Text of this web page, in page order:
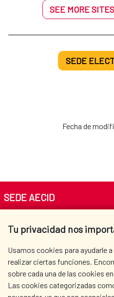
SEE MORE
SEDE
Fecha de
Tu privacidad nos
Usamos cookies para ayudarle
realizar ciertas funciones.
sobre cada una de las cookies
Las cookies categorizadas
SEDE AECID
Tel. +34 900 20 30 54​​​​​​​
AECID
SPANISH HUMANITARIAN